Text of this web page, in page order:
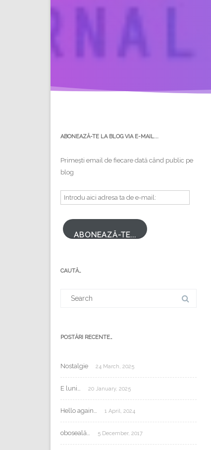
ABONEAZĂ-TE LA BLOG VIA E-MAIL...
Primești email de fiecare dată când public pe
blog
Introdu
adresa
ta
mail:
ABONEAZĂ-TE...
CAUTĂ…
POSTĂRI RECENTE…
Nostalgie 24 March, 2025
E luni… 20 January, 2025
Hello again… 1 April, 2024
oboseală… 5 December, 2017